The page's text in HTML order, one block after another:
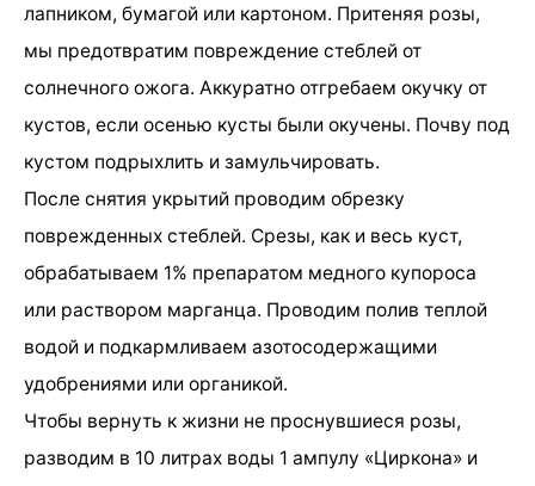
лапником, бумагой или картоном. Притеняя розы,
мы предотвратим повреждение стеблей от
солнечного ожога. Аккуратно отгребаем окучку от
кустов, если осенью кусты были окучены. Почву под
кустом подрыхлить и замульчировать.
После снятия укрытий проводим обрезку
поврежденных стеблей. Срезы, как и весь куст,
обрабатываем 1% препаратом медного купороса
или раствором марганца. Проводим полив теплой
водой и подкармливаем азотосодержащими
удобрениями или органикой.
Чтобы вернуть к жизни не проснувшиеся розы,
разводим в 10 литрах воды 1 ампулу «Циркона» и